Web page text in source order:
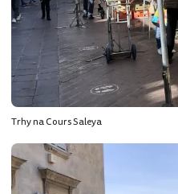
Trhy na Cours Saleya